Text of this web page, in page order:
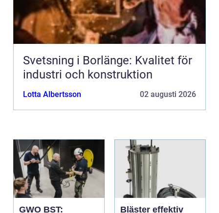
Svetsning i Borlänge: Kvalitet för
industri och konstruktion
Lotta Albertsson 02 augusti 2026
GWO BST:
Bläster effektiv